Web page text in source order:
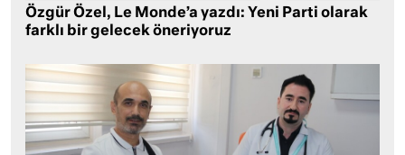
Özgür Özel, Le Monde’a yazdı: Yeni Parti olarak
farklı bir gelecek öneriyoruz